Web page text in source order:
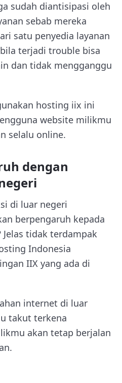
sudah diantisipasi oleh
sebab mereka
satu penyedia layanan
terjadi trouble bisa
dan tidak mengganggu
hosting iix ini
website milikmu
selalu online.
dengan
di luar negeri
berpengaruh kepada
tidak terdampak
Indonesia
IIX yang ada di
internet di luar
takut terkena
akan tetap berjalan